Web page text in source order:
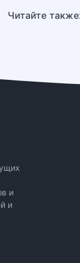
Читайте
и
и